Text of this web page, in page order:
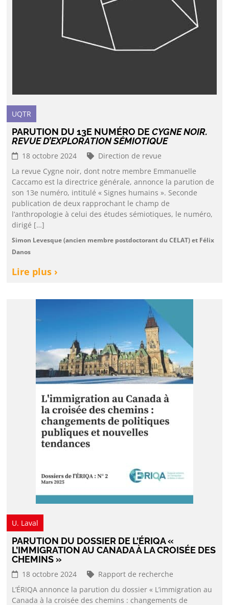
UQTR
PARUTION DU 13E NUMÉRO DECYGNE NOIR.
REVUE D’EXPLORATION SÉMIOTIQUE
18 octobre 2024
Direction de revue
La revue Cygne noir, dont notre membre Emmanuelle
Caccamo est la directrice générale, annonce la parution de
son 13e numéro, intitulé « Signes humains ». Seconde
publication de deux rapprochant le champ de
l’anthropologie à celui des études sémiotiques, le numéro,
dirigé […]
Simon Levesque (ancien membre postdoctorant du CELAT) et Félix
Danos
Lire plus ›
U. Laval
PARUTION DU DOSSIER DE L’ÉRIQA «
L’IMMIGRATION AU CANADA À LA CROISÉE DES
CHEMINS »
18 octobre 2024
Rapport de recherche
L’ÉRIQA annonce la parution du dossier « L’immigration au
Canada à la croisée des chemins : changements de